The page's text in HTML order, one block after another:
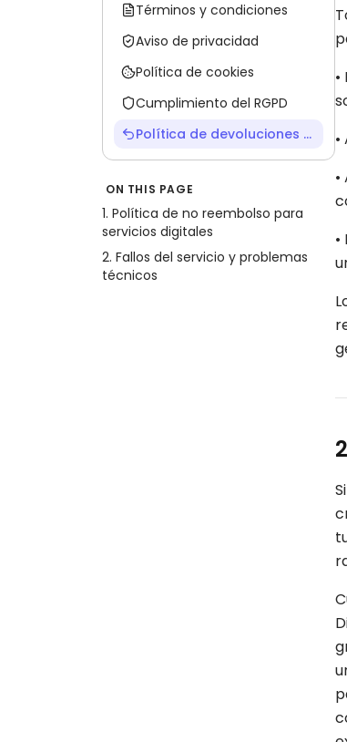
Términos y condiciones
Aviso de privacidad
Política de cookies
Cumplimiento del RGPD
Política de devoluciones y reembolsos
ON THIS PAGE
1. Política de no reembolso para
servicios digitales
2. Fallos del servicio y problemas
técnicos